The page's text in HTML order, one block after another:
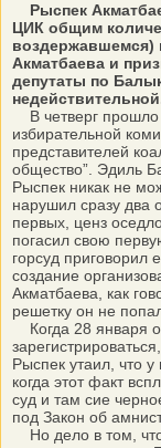
Рыспек
ЦИК общим
воздержавшемся)
Акматбаева и
депутаты по
В четверг прошло
избирательной
представителей
общество”. Эдиль
Рыспек никак не
нарушил сразу два
первых, ценз
погасил свою
горсуд приговорил
создание
Акматбаева, как
решетку он не
Когда 28 января
Рыспек утаил, что
когда этот факт
суд и там сие
под Закон об
Но дело в том,